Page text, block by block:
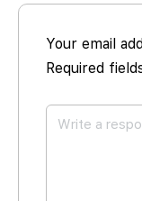
Your email
Required